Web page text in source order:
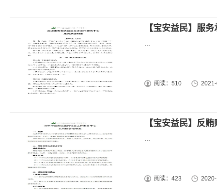
【宝安益民】服
阅读：510
【宝安益民】反
阅读：423